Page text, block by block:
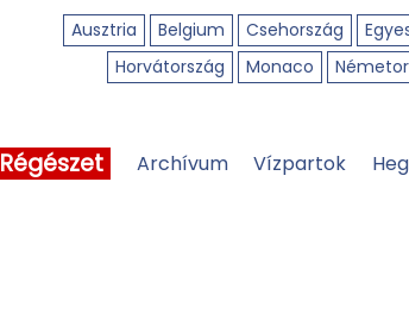
Ausztria Belgium Csehország
Horvátország
Monaco
Régészet Archívum Vízpartok